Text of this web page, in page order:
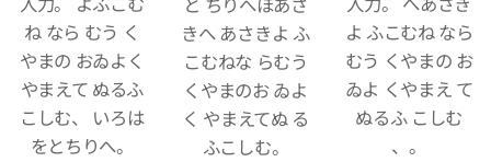
ね なら むう く
やまの おゐよく
やまえて ぬるふ
こしむ、 いろは
をとちりへ。
きへ あさきよ ふ
こむねな らむう
くやまのお ゐよ
く やまえてぬ る
ふこしむ。
よ ふこむね なら
むう くやまの お
ゐよ くやまえ て
ぬるふ こしむ
、。